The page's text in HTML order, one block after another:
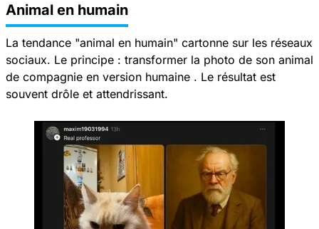
Animal en humain
La tendance "animal en humain" cartonne sur les réseaux
sociaux. Le principe : transformer la photo de son animal
de compagnie en version humaine . Le résultat est
souvent drôle et attendrissant.